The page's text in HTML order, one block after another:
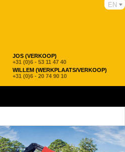
JOS (VERKOOP)
+31 (0)6 - 53 11 47 40
WILLEM (WERKPLAATS/VERKOOP)
+31 (0)6 - 20 74 90 10
EN